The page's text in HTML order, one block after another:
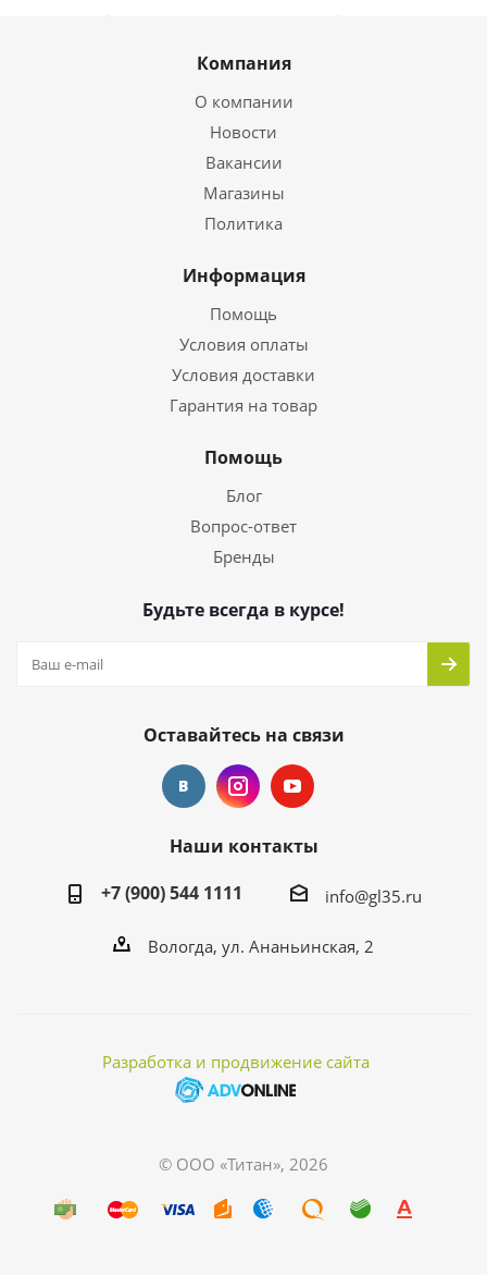
Компания
О компании
Новости
Вакансии
Магазины
Политика
Информация
Помощь
Условия оплаты
Условия доставки
Гарантия на товар
Помощь
Блог
Вопрос-ответ
Бренды
Будьте всегда в курсе!
Оставайтесь на связи
Наши контакты
+7 (900) 544 1111
info@gl35.ru
Вологда, ул. Ананьинская, 2
Разработка и продвижение сайта
© ООО «Титан», 2026